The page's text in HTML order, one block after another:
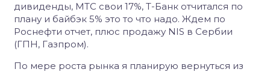
дивиденды, МТС свои 17%, Т-Банк отчитался по
плану и байбэк 5% это то что надо. Ждем по
Роснефти отчет, плюс продажу NIS в Сербии
(ГПН, Газпром).
По мере роста рынка я планирую вернуться из